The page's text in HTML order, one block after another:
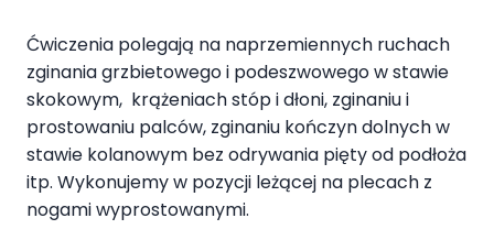
Ćwiczenia polegają na naprzemiennych ruchach
zginania grzbietowego i podeszwowego w stawie
skokowym, krążeniach stóp i dłoni, zginaniu i
prostowaniu palców, zginaniu kończyn dolnych w
stawie kolanowym bez odrywania pięty od podłoża
itp. Wykonujemy w pozycji leżącej na plecach z
nogami wyprostowanymi.